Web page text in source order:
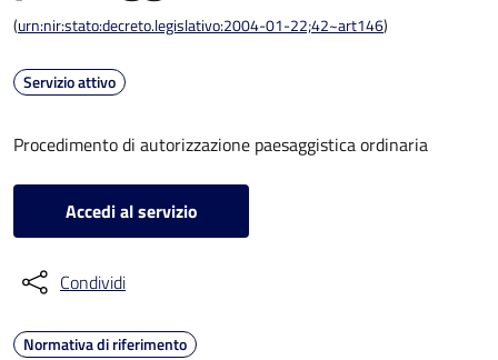
(urn:nir:stato:decreto.legislativo:2004-01-22;42~art146)
Servizio attivo
Procedimento di autorizzazione paesaggistica ordinaria
Accedi al servizio
Condividi
Normativa di riferimento